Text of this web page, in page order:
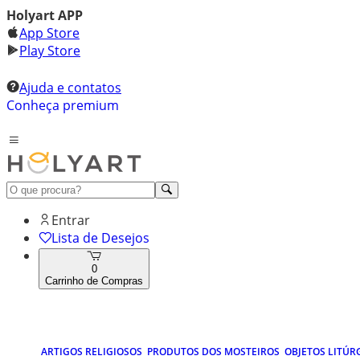
Holyart APP
App Store
Play Store
Ajuda e contatos
Conheça premium
Entrar
Lista de Desejos
0
Carrinho de Compras
ARTIGOS RELIGIOSOS PRODUTOS DOS MOSTEIROS OBJETOS